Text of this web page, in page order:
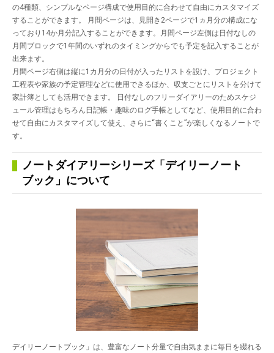
の4種類、シンプルなページ構成で使用目的に合わせて自由にカスタマイズ
することができます。 月間ページは、見開き2ページで1ヵ月分の構成にな
っており14か月分記入することができます。月間ページ左側は日付なしの
月間ブロックで1年間のいずれのタイミングからでも予定を記入することが
出来ます。
月間ページ右側は縦に1カ月分の日付が入ったリストを設け、プロジェクト
工程表や家族の予定管理などに使用できるほか、収支ごとにリストを分けて
家計簿としても活用できます。 日付なしのフリーダイアリーのためスケジ
ュール管理はもちろん日記帳・趣味のログ手帳としてなど、使用目的に合わ
せて自由にカスタマイズして使え、さらに“書くこと”が楽しくなるノートで
す。
ノートダイアリーシリーズ「デイリーノート
ブック」について
デイリーノートブック」は、豊富なノート分量で自由気ままに毎日を綴れる